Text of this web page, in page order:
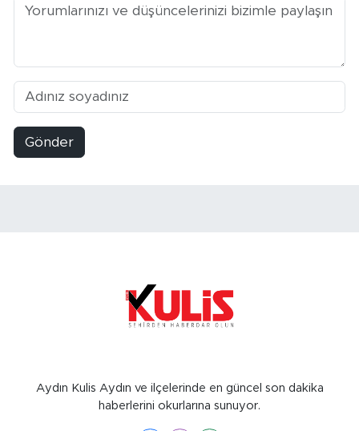
Gönder
Aydın Kulis Aydın ve ilçelerinde en güncel son dakika
haberlerini okurlarına sunuyor.